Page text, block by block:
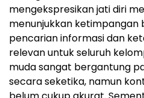
mengekspresikan jati diri
menunjukkan
pencarian informasi dan
relevan untuk seluruh
muda sangat bergantung
secara seketika, namun